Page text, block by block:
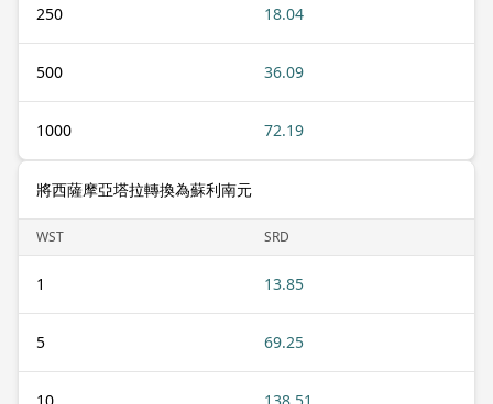
250 18.04
500 36.09
1000 72.19
將西薩摩亞塔拉轉換為蘇利南元
WST SRD
1 13.85
5 69.25